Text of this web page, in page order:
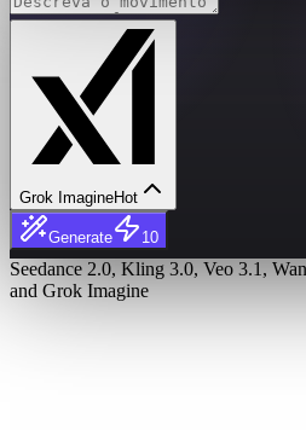
Grok ImagineHot
Generate 10
Seedance 2.0, Kling 3.0, Veo 3.1,
and Grok Imagine